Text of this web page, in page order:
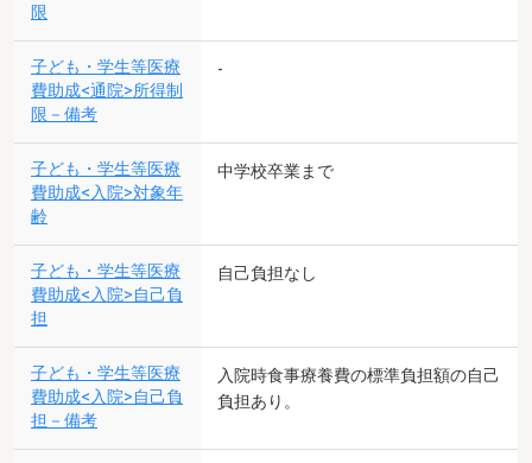
限
子ども・学生等医療
費助成<通院>所得制
限－備考
-
子ども・学生等医療
費助成<入院>対象年
齢
中学校卒業まで
子ども・学生等医療
費助成<入院>自己負
担
自己負担なし
子ども・学生等医療
費助成<入院>自己負
担－備考
入院時食事療養費の標準負担額の自己
負担あり。